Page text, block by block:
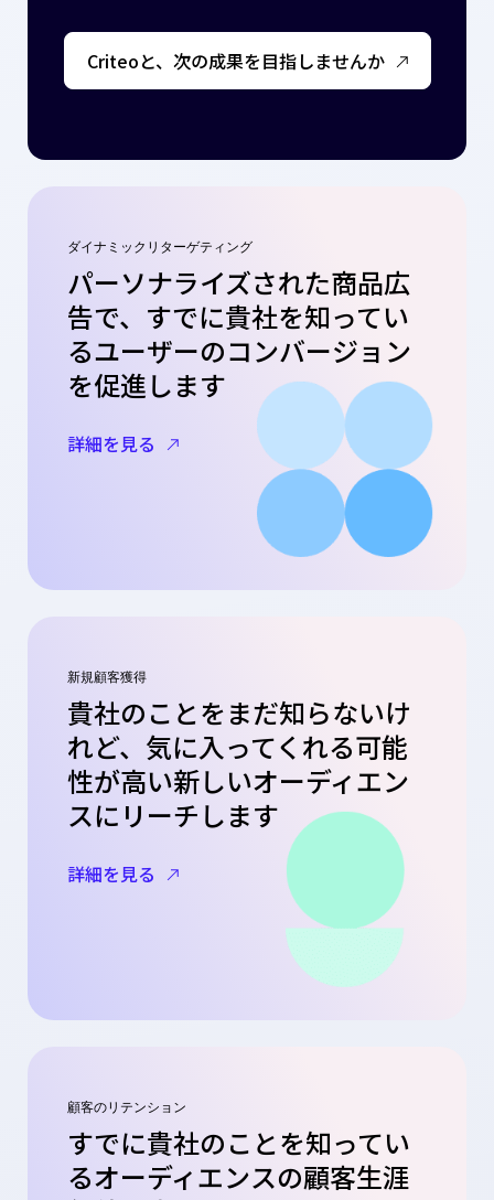
Criteoと、次の成果を目指しませんか
ダイナミックリターゲティング
パーソナライズされた商品広
告で、すでに貴社を知ってい
るユーザーのコンバージョン
を促進します
詳細を見る
新規顧客獲得
貴社のことをまだ知らないけ
れど、気に入ってくれる可能
性が高い新しいオーディエン
スにリーチします
詳細を見る
顧客のリテンション
すでに貴社のことを知ってい
るオーディエンスの顧客生涯